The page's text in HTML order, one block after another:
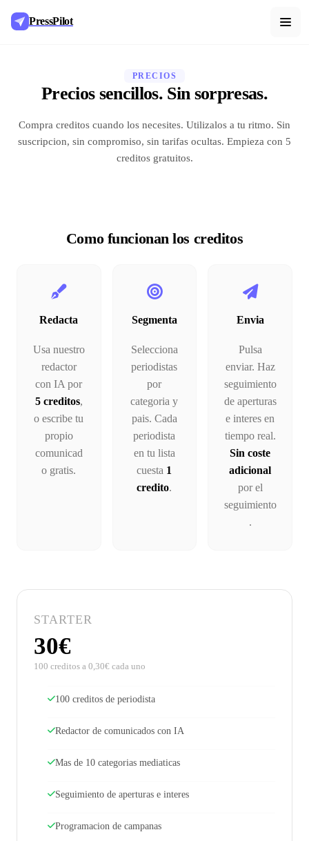
PressPilot
PRECIOS
Precios sencillos. Sin sorpresas.
Compra creditos cuando los necesites. Utilizalos a tu ritmo. Sin
suscripcion, sin compromiso, sin tarifas ocultas. Empieza con 5
creditos gratuitos.
Como funcionan los creditos
Redacta
Usa nuestro
redactor
con IA por
5 creditos,
o escribe tu
propio
comunicad
o gratis.
Segmenta
Selecciona
periodistas
por
categoria y
pais. Cada
periodista
en tu lista
cuesta 1
credito.
Envia
Pulsa
enviar. Haz
seguimiento
de aperturas
e interes en
tiempo real.
Sin coste
adicional
por el
seguimiento
.
STARTER
30€
100 creditos a 0,30€ cada uno
100 creditos de periodista
Redactor de comunicados con IA
Mas de 10 categorias mediaticas
Seguimiento de aperturas e interes
Programacion de campanas